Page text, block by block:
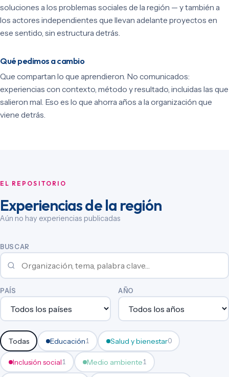
soluciones a los problemas sociales de la región — y también a
los actores independientes que llevan adelante proyectos en
ese sentido, sin estructura detrás.
Qué pedimos a cambio
Que compartan lo que aprendieron. No comunicados:
experiencias con contexto, método y resultado, incluidas las que
salieron mal. Eso es lo que ahorra años a la organización que
viene detrás.
EL REPOSITORIO
Experiencias de la región
Aún no hay experiencias publicadas
BUSCAR
PAÍS AÑO
Todas Educación1 Salud y bienestar0
Inclusión social1 Medio ambiente1